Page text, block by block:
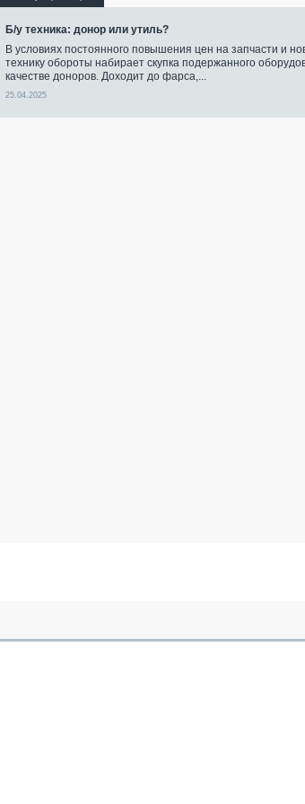
Б/у техника: донор или утиль?
В условиях постоянного повышения цен на запчасти и
технику обороты набирает скупка подержанного
качестве доноров. Доходит до фарса,...
25.04.2025